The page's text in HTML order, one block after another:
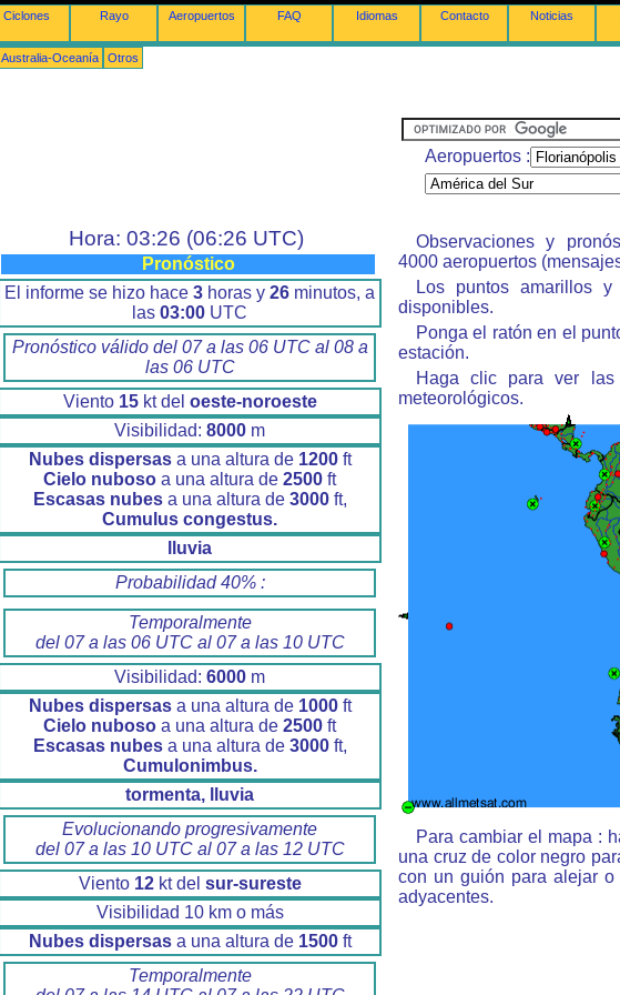
Ciclones Rayo Aeropuertos FAQ Idiomas Contacto Noticias
Australia-Oceanía Otros
Aeropuertos :
Hora: 03:26 (06:26 UTC)
Pronóstico
El informe se hizo hace 3 horas y 26 minutos, a
las 03:00 UTC
Pronóstico válido del 07 a las 06 UTC al 08 a
las 06 UTC
Viento 15kt del oeste-noroeste
Visibilidad: 8000 m
Nubes dispersasa una altura de 1200ft
Cielo nuboso a una altura de 2500 ft
Escasas nubesa una altura de 3000ft,
Cumulus congestus.
lluvia
Probabilidad 40% :
Temporalmente
del 07 a las 06 UTC al 07 a las 10 UTC
Visibilidad: 6000 m
Nubes dispersasa una altura de 1000ft
Cielo nuboso a una altura de 2500 ft
Escasas nubesa una altura de 3000ft,
Cumulonimbus.
tormenta, lluvia
Evolucionando progresivamente
del 07 a las 10 UTC al 07 a las 12 UTC
Viento 12kt del sur-sureste
Visibilidad 10 km o más
Nubes dispersasa una altura de 1500ft
Temporalmente
Observaciones y
4000 aeropuertos
Los puntos amarillos y
disponibles.
Ponga el ratón en el
estación.
Haga clic para ver las
meteorológicos.
Para cambiar el mapa :
una cruz de color negro
con un guión para alejar
adyacentes.